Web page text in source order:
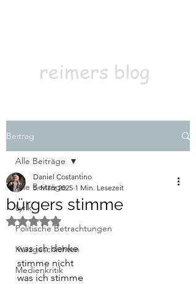
reimers blog
Beitrag
Alle Beiträge
Lyrik
Politische Betrachtungen
Kurzgeschichten
Medienkritik
Alle Beiträge
bürgers stimme
Daniel Costantino
5. März 2025 1 Min. Lesezeit
Mit NaN von 5 Sternen bewertet.
was ich denke
stimme nicht
was ich stimme